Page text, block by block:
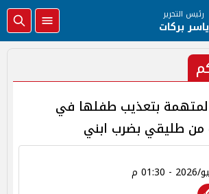
رئيس التحرير
ياسر بركات
المتهمة بتعذيب طفلها في
من طليقي بضرب ابني